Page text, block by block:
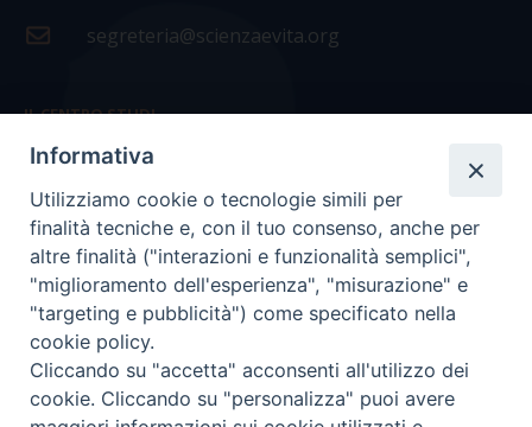
segreteria@scienzaevita.org
IL CENTRO STUDI
La nostra storia
Statuto
Presidenza e ufficio presidenza
Consiglio scientifico
Coordinamento nazionale
Informativa
Utilizziamo cookie o tecnologie simili per
finalità tecniche e, con il tuo consenso, anche per
altre finalità ("interazioni e funzionalità semplici",
"miglioramento dell'esperienza", "misurazione" e
"targeting e pubblicità") come specificato nella
cookie policy.
Cliccando su "accetta" acconsenti all'utilizzo dei
cookie. Cliccando su "personalizza" puoi avere